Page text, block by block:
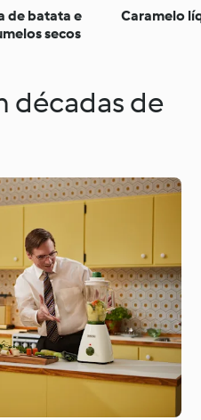
de batata e
secos
Caramelo
décadas de